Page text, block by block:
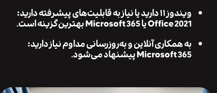
ویندوز ۱۱ دارید یا نیاز به قابلیت‌های پیشرفته دارید:
Office 2021 یا Microsoft 365 بهترین گزینه است.
به همکاری آنلاین و به‌روزرسانی مداوم نیاز دارید:
Microsoft 365 پیشنهاد می‌شود.